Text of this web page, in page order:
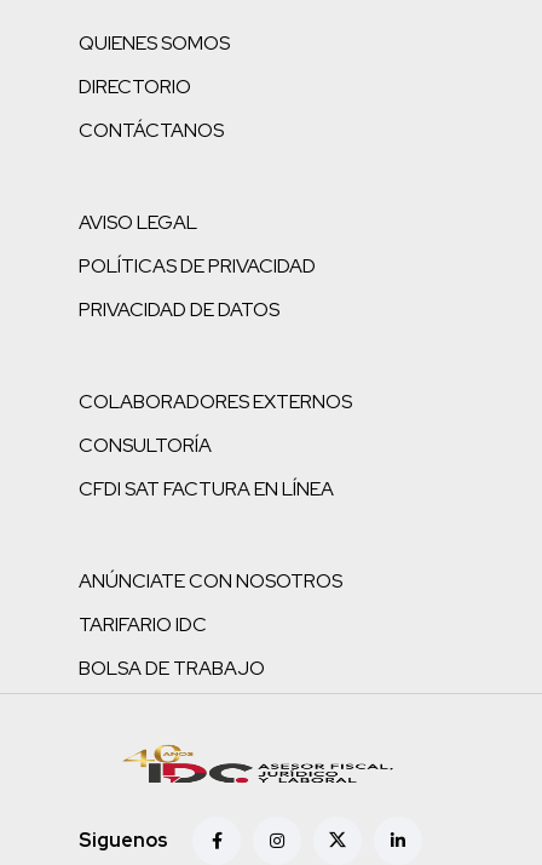
QUIENES SOMOS
DIRECTORIO
CONTÁCTANOS
AVISO LEGAL
POLÍTICAS DE PRIVACIDAD
PRIVACIDAD DE DATOS
COLABORADORES EXTERNOS
CONSULTORÍA
CFDI SAT FACTURA EN LÍNEA
ANÚNCIATE CON NOSOTROS
TARIFARIO IDC
BOLSA DE TRABAJO
Siguenos